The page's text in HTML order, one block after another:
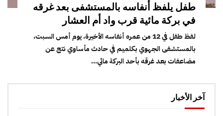
طفل يلفظ أنفاسه بالمستشفى بعد غرقه
في بركة مائية قرب واد أم العشار
لفظ طفل في 12 من عمره أنفاسه الأخيرة، يوم أمس السبت،
بالمستشفى الجهوي بكلميم في حادث مأساوي نتج عن
مضاعفات بعد غرقه بأحد البركة مائي...
آخر الأخبار